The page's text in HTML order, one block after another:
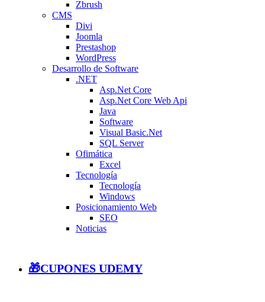
Zbrush
CMS
Divi
Joomla
Prestashop
WordPress
Desarrollo de Software
.NET
Asp.Net Core
Asp.Net Core Web Api
Java
Software
Visual Basic.Net
SQL Server
Ofimática
Excel
Tecnología
Tecnología
Windows
Posicionamiento Web
SEO
Noticias
🎁CUPONES UDEMY